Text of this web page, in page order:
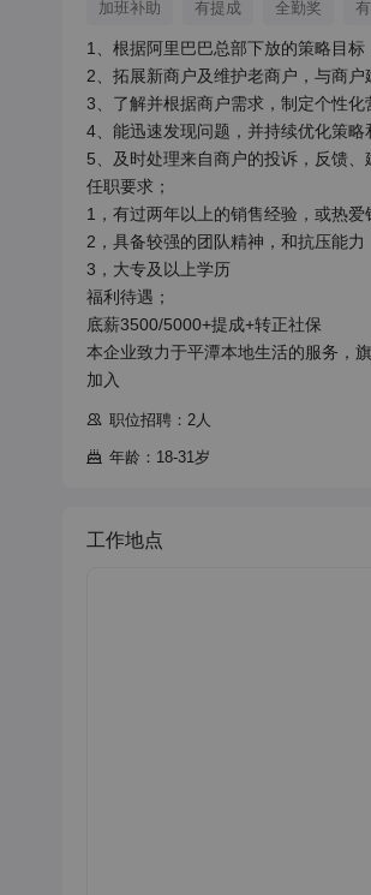
加班补助 有提成 全勤奖
1、根据阿里巴巴总部下放的策略目
2、拓展新商户及维护老商户，与商
3、了解并根据商户需求，制定个性化
4、能迅速发现问题，并持续优化策略
5、及时处理来自商户的投诉，反馈、
任职要求；
1，有过两年以上的销售经验，或热爱
2，具备较强的团队精神，和抗压能力
3，大专及以上学历
福利待遇；
底薪3500/5000+提成+转正社保
本企业致力于平潭本地生活的服务，
加入
职位招聘：2人
年龄：18-31岁
工作地点